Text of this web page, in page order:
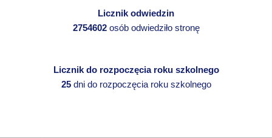
Licznik odwiedzin
2754602osób odwiedziło stronę
Licznik do rozpoczęcia roku szkolnego
25dni do rozpoczęcia roku szkolnego